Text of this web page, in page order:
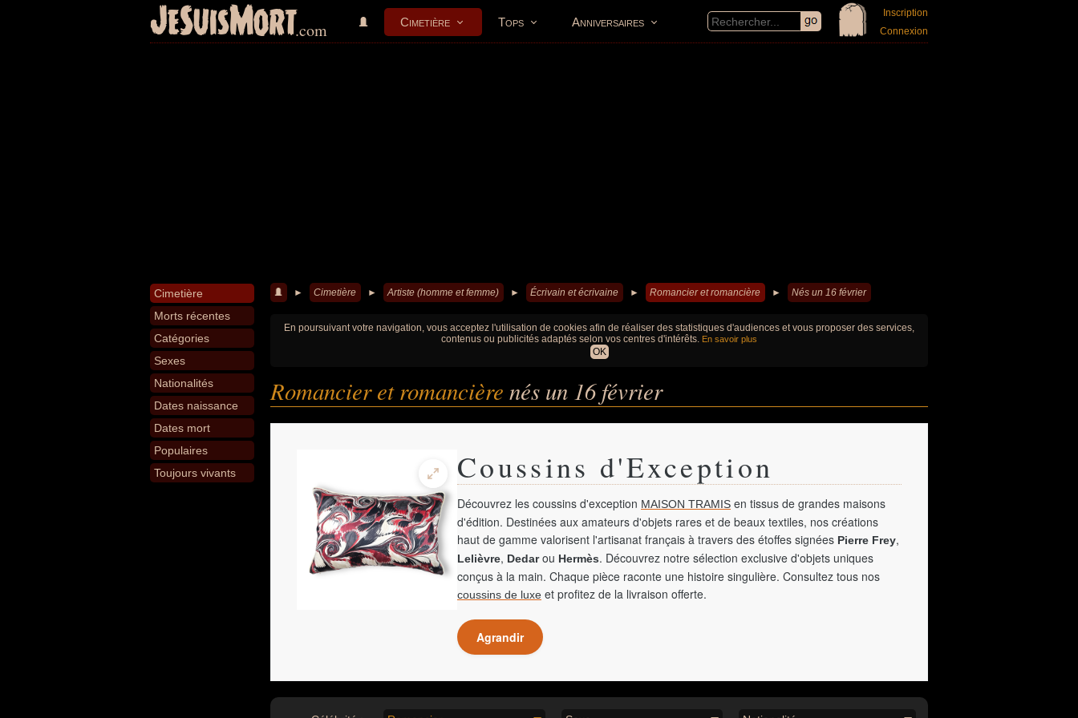
JeSuisMort.com Cimetière Tops Anniversaires
Inscription
Connexion
Cimetière
Morts récentes
Catégories
Sexes
Nationalités
Dates naissance
Dates mort
Populaires
Toujours vivants
► Cimetière ► Artiste (homme et femme) ► Écrivain et écrivaine ► Romancier et romancière ► Nés un 16 février
En poursuivant votre navigation, vous acceptez l'utilisation de cookies afin de réaliser des statistiques d'audiences et vous proposer des services,
contenus ou publicités adaptés selon vos centres d'intérêts. En savoir plus
OK
Romancier et romancière nés un 16 février
Coussins d'Exception
Découvrez les coussins d'exception MAISON TRAMIS en tissus de grandes maisons
d'édition. Destinées aux amateurs d'objets rares et de beaux textiles, nos créations
haut de gamme valorisent l'artisanat français à travers des étoffes signées Pierre Frey,
Lelièvre, Dedarou Hermès. Découvrez notre sélection exclusive d'objets uniques
conçus à la main. Chaque pièce raconte une histoire singulière. Consultez tous nos
coussins de luxe et profitez de la livraison offerte.
Agrandir